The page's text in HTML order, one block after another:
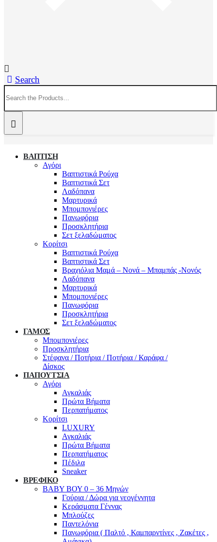
Search
ΒΑΠΤΙΣΗ
Αγόρι
Βαπτιστικά Ρούχα
Βαπτιστικά Σετ
Λαδόπανα
Μαρτυρικά
Μπομπονιέρες
Πανωφόρια
Προσκλητήρια
Σετ ξελαδώματος
Κορίτσι
Βαπτιστικά Ρούχα
Βαπτιστικά Σετ
Βραχιόλια Μαμά – Νονά – Μπαμπάς -Νονός
Λαδόπανα
Μαρτυρικά
Μπομπονιέρες
Πανωφόρια
Προσκλητήρια
Σετ ξελαδώματος
ΓΑΜΟΣ
Μπομπονιέρες
Προσκλητήρια
Στέφανα / Ποτήρια / Ποτήρια / Καράφα /
Δίσκος
ΠΑΠΟΥΤΣΙΑ
Αγόρι
Αγκαλιάς
Πρώτα Βήματα
Περπατήματος
Κορίτσι
LUXURY
Αγκαλιάς
Πρώτα Βήματα
Περπατήματος
Πέδιλα
Sneaker
ΒΡΕΦΙΚΟ
ΒΑΒΥ ΒΟΥ 0 – 36 Μηνών
Γούρια / Δώρα για νεογέννητα
Κεράσματα Γέννας
Μπλούζες
Παντελόνια
Πανωφόρια ( Παλτό , Καμπαρντίνες , Ζακέτες ,